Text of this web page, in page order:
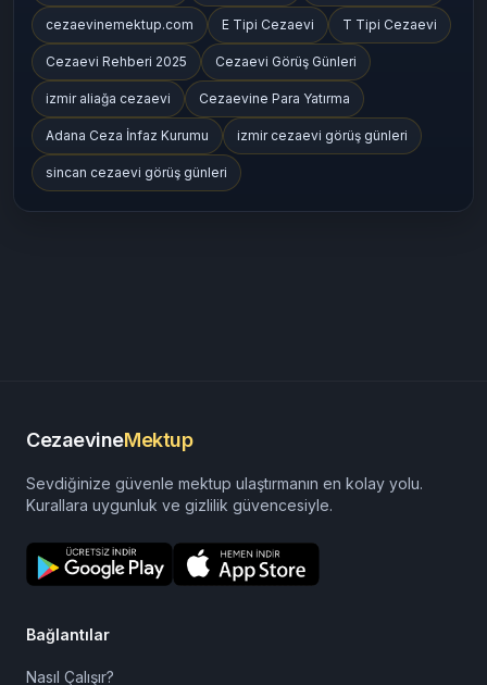
cezaevinemektup.com E Tipi Cezaevi T Tipi Cezaevi
Cezaevi Rehberi 2025 Cezaevi Görüş Günleri
izmir aliağa cezaevi Cezaevine Para Yatırma
Adana Ceza İnfaz Kurumu izmir cezaevi görüş günleri
sincan cezaevi görüş günleri
CezaevineMektup
Sevdiğinize güvenle mektup ulaştırmanın en kolay yolu.
Kurallara uygunluk ve gizlilik güvencesiyle.
Bağlantılar
Nasıl Çalışır?